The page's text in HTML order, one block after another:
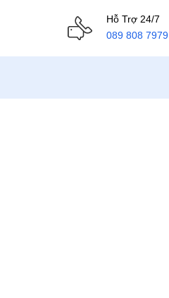
Hỗ Trợ 24/7
089 808 7979